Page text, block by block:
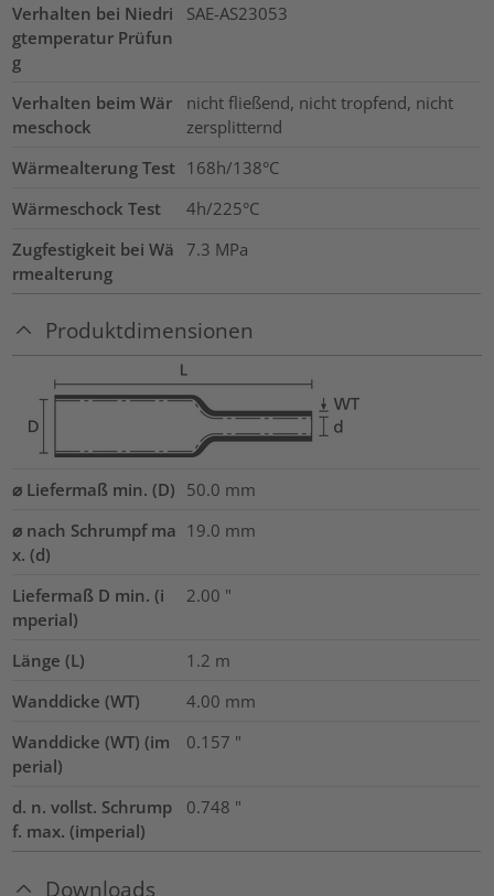
Verhalten bei Niedri
gtemperatur Prüfun
g
SAE-AS23053
Verhalten beim Wär
meschock
nicht fließend, nicht tropfend, nicht
zersplitternd
Wärmealterung Test 168h/138°C
Wärmeschock Test
4h/225°C
Zugfestigkeit bei Wä
rmealterung
7.3 MPa
Produktdimensionen
⌀ Liefermaß min. (D) 50.0 mm
⌀ nach Schrumpf ma
x. (d)
19.0 mm
Liefermaß D min. (i
mperial)
2.00 "
Länge (L) 1.2 m
Wanddicke (WT)
4.00 mm
Wanddicke (WT) (im
perial)
0.157 "
d. n. vollst. Schrump
f. max. (imperial)
0.748 "
Downloads